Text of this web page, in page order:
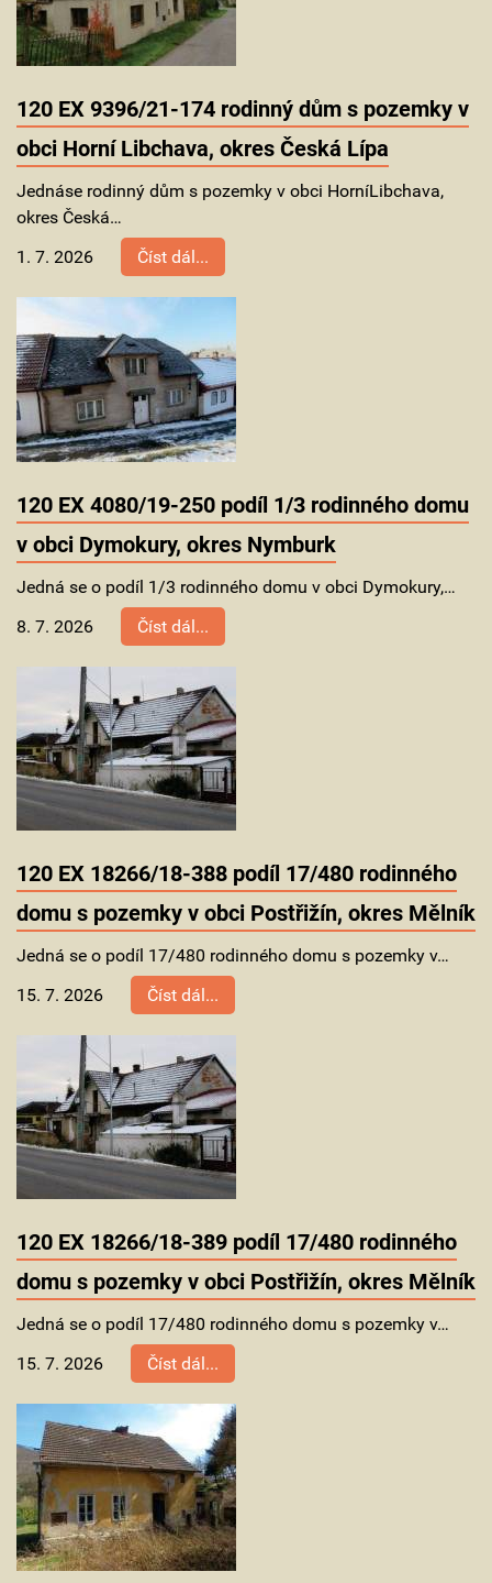
120 EX 9396/21-174 rodinný dům s pozemky v
obci Horní Libchava, okres Česká Lípa
Jednáse rodinný dům s pozemky v obci HorníLibchava,
okres Česká…
1. 7. 2026
Číst dál...
120 EX 4080/19-250 podíl 1/3 rodinného domu
v obci Dymokury, okres Nymburk
Jedná se o podíl 1/3 rodinného domu v obci Dymokury,…
8. 7. 2026
Číst dál...
120 EX 18266/18-388 podíl 17/480 rodinného
domu s pozemky v obci Postřižín, okres Mělník
Jedná se o podíl 17/480 rodinného domu s pozemky v…
15. 7. 2026
Číst dál...
120 EX 18266/18-389 podíl 17/480 rodinného
domu s pozemky v obci Postřižín, okres Mělník
Jedná se o podíl 17/480 rodinného domu s pozemky v…
15. 7. 2026
Číst dál...